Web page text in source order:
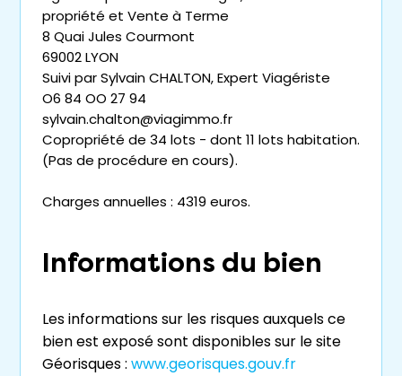
propriété et Vente à Terme
8 Quai Jules Courmont
69002 LYON
Suivi par Sylvain CHALTON, Expert Viagériste
O6 84 OO 27 94
sylvain.chalton@viagimmo.fr
Copropriété de 34 lots - dont 11 lots habitation.
(Pas de procédure en cours).
Charges annuelles : 4319 euros.
Informations du bien
Les informations sur les risques auxquels ce
bien est exposé sont disponibles sur le site
Géorisques : www.georisques.gouv.fr